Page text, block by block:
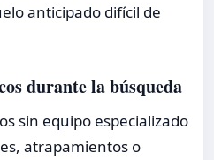
anticipado difícil de
durante la búsqueda
sin equipo especializado
atrapamientos o